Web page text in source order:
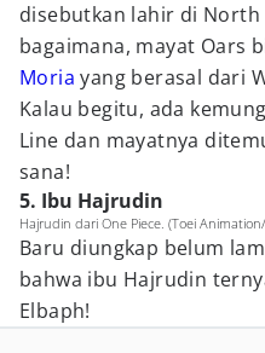
disebutkan lahir di North
bagaimana, mayat Oars
Moria yang berasal dari
Kalau begitu, ada
Line dan mayatnya
sana!
5. Ibu Hajrudin
Hajrudin dari One Piece. (Toei
Baru diungkap belum
bahwa ibu Hajrudin
Elbaph!